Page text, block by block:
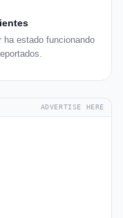
ha estado funcionando
ADVERTISE HERE